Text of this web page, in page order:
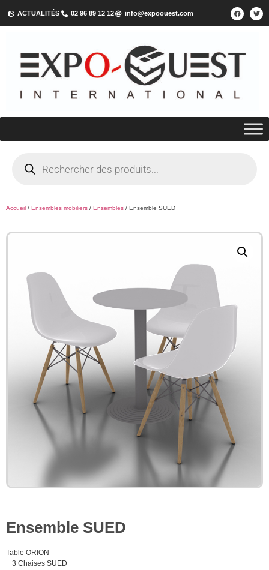
ACTUALITÉS 02 96 89 12 12 info@expoouest.com
Accueil / Ensembles mobiliers / Ensembles / Ensemble SUED
Ensemble SUED
Table ORION
+ 3 Chaises SUED